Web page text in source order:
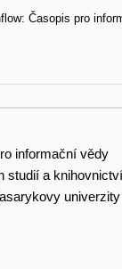
Časopis pro
informační vědy
studií a knihovnictví
univerzity